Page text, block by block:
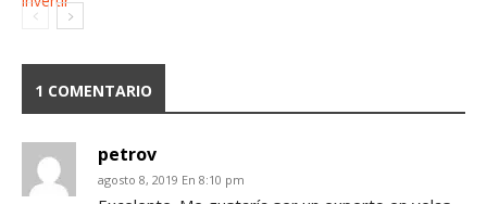
1 COMENTARIO
petrov
agosto 8, 2019 En 8:10 pm